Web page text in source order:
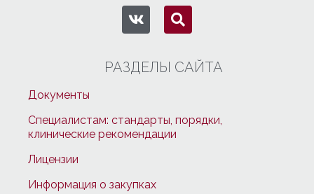
РАЗДЕЛЫ САЙТА
Документы
Специалистам: стандарты, порядки,
клинические рекомендации
Лицензии
Информация о закупках